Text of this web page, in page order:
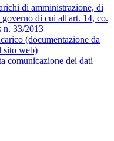
di amministrazione, di
di cui all'art. 14, co.
n. 33/2013
(documentazione da
sito web)
comunicazione dei dati